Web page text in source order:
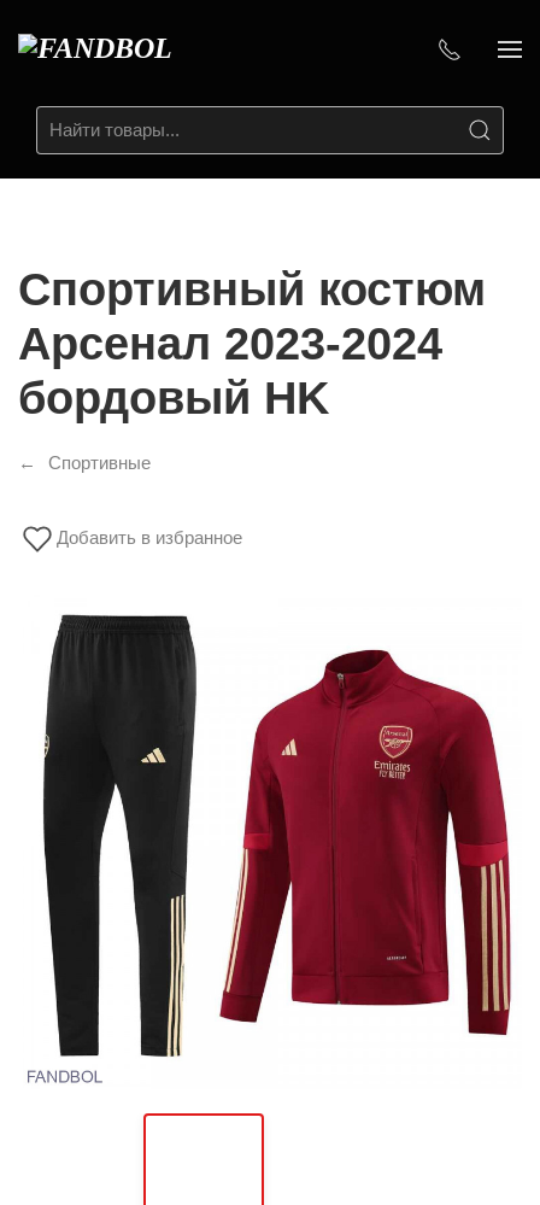
Спортивный костюм
Арсенал 2023-2024
бордовый HK
Спортивные
Добавить в избранное